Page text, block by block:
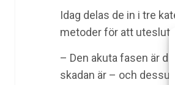
Idag delas de in i tre
metoder för att utesluta
– Den akuta fasen är
skadan är – och